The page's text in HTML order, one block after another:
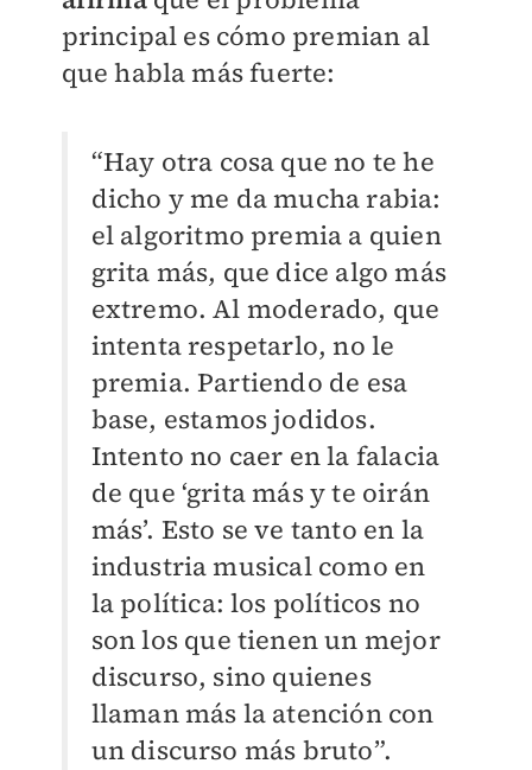
principal es cómo premian al
que habla más fuerte:
“Hay otra cosa que no te he
dicho y me da mucha rabia:
el algoritmo premia a quien
grita más, que dice algo más
extremo. Al moderado, que
intenta respetarlo, no le
premia. Partiendo de esa
base, estamos jodidos.
Intento no caer en la falacia
de que ‘grita más y te oirán
más’. Esto se ve tanto en la
industria musical como en
la política: los políticos no
son los que tienen un mejor
discurso, sino quienes
llaman más la atención con
un discurso más bruto”.